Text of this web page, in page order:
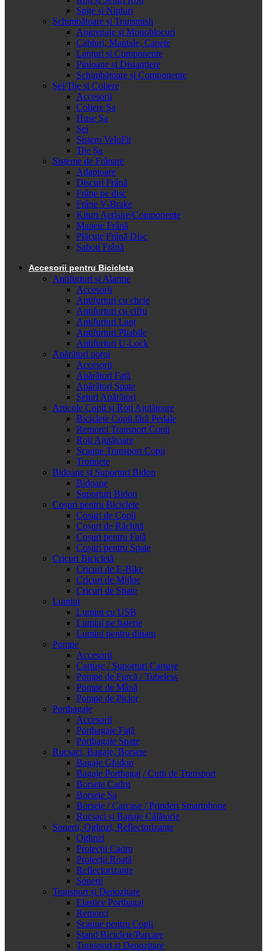
Spițe și Nipluri
Schimbătoare și Transmisii
Angrenaje și Monoblocuri
Cabluri, Mantale, Capete
Lanțuri și Componente
Pinioane și Distanțiere
Schimbătoare și Componente
Șei/Tije și Coliere
Accesorii
Coliere Șa
Huse Șa
Șei
Sistem VeloFit
Tije Șa
Sisteme de Frânare
Adaptoare
Discuri Frână
Frâne pe disc
Frâne V-Brake
Kituri Aerisire/Componente
Manete Frână
Plăcuțe Frână Disc
Saboti Frână
Accesorii pentru Bicicleta
Antifurturi și Alarme
Accesorii
Antifurturi cu cheie
Antifurturi cu cifru
Antifurturi Lanț
Antifurturi Pliabile
Antifurturi U-Lock
Apărători noroi
Accesorii
Apărători Față
Apărători Spate
Seturi Apărători
Articole Copii și Roți Ajutătoare
Biciclete Copii fără Pedale
Remorci Transport Copii
Roți Ajutătoare
Scaune Transport Copii
Trotinete
Bidoane și Suporturi Bidon
Bidoane
Suporturi Bidon
Coșuri pentru Biciclete
Cosuri de Copii
Coșuri de Răchită
Coșuri pentru Față
Coșuri pentru Spate
Cricuri Bicicletă
Cricuri de E-Bike
Cricuri de Mijloc
Cricuri de Spate
Lumini
Lumini cu USB
Lumini pe baterie
Lumini pentru dinam
Pompe
Accesorii
Cartușe / Suporturi Cartușe
Pompe de Furcă / Tubeless
Pompe de Mână
Pompe de Picior
Portbagaje
Accesorii
Portbagaje Față
Portbagaje Spate
Rucsaci, Bagaje, Borsete
Bagaje Ghidon
Bagaje Portbagaj / Cutii de Transport
Borsete Cadru
Borsete Șa
Borsete / Carcase / Prinderi Smartphone
Rucsaci și Bagaje Călătorie
Sonerii, Oglinzi, Reflectorizante
Oglinzi
Protecții Cadru
Protecții Roată
Reflectorizante
Sonerii
Transport și Depozitare
Elastice Portbagaj
Remorci
Scaune pentru Copii
Stand Biciclete/Parcare
Transport si Depozitare